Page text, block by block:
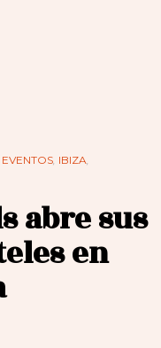
EVENTOS, IBIZA,
abre sus
en